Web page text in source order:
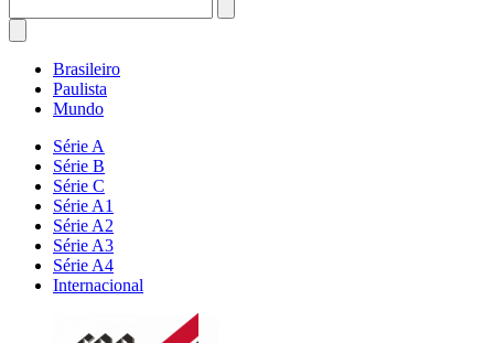
Brasileiro
Paulista
Mundo
Série A
Série B
Série C
Série A1
Série A2
Série A3
Série A4
Internacional